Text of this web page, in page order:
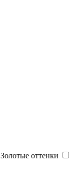
Золотые оттенки